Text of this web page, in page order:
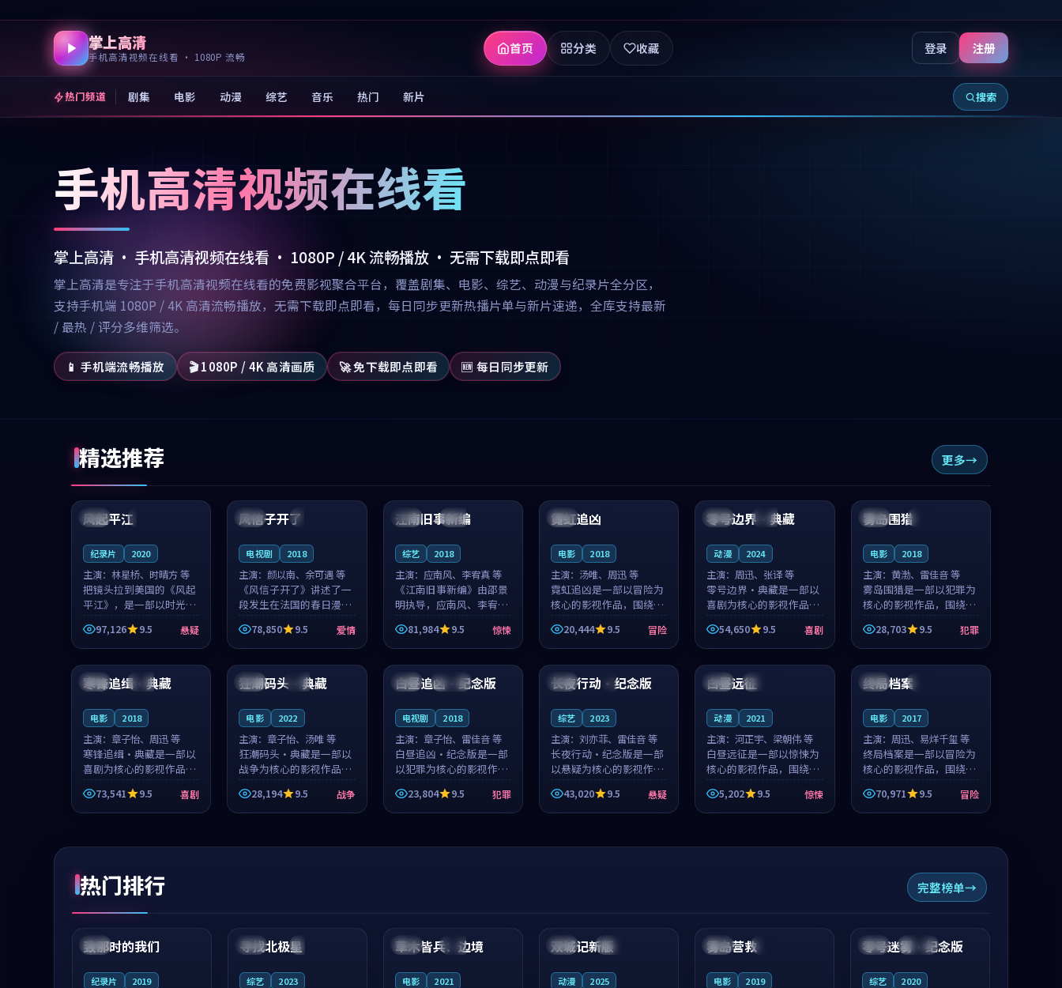
掌上高清
手机高清视频在线看 · 1080P 流畅
首页 分类 收藏 登录 注册
热门频道 剧集 电影 动漫 综艺 音乐 热门 新片 搜索
手机高清视频在线看
掌上高清 · 手机高清视频在线看 · 1080P / 4K 流畅播放 · 无需下载即点即看
掌上高清是专注于手机高清视频在线看的免费影视聚合平台，覆盖剧集、电影、综艺、动漫与纪录片全分区，
支持手机端 1080P / 4K 高清流畅播放，无需下载即点即看，每日同步更新热播片单与新片速递，全库支持最新
/ 最热 / 评分多维筛选。
📱 手机端流畅播放 🎬 1080P / 4K 高清画质 🚀 免下载即点即看 🆕 每日同步更新
精选推荐 更多
美国
99:07
风起平江
纪录片 2020
主演： 林星桥、时晴方 等
把镜头拉到美国的《风起
平江》，是一部以时光记
忆为底色的悬疑作品。林
星桥和时晴方贡献了2020
年颇受关注的合作演出，
影片在情感层次与现实质
感之间游...
97,126 9.5 悬疑
法国 4K
99:21
风信子开了
电视剧 2018
主演：颜以南、余可遇 等
《风信子开了》讲述了一
段发生在法国的春日漫步
故事。颜以南饰演的主角
与余可遇的角色因一场意
外卷入更深的纠葛，爱情
元素贯穿始终，节奏稳健
而富有张力，...
78,850 9.5 爱情
日本 院线
99:53
江南旧事新编
综艺 2018
主演： 应南风、李宥真 等
《江南旧事新编》由邵景
明执导，应南风、李宥真
领衔主演，是一部2018年
上映的日本惊悚综艺。影
片以邻里温情为切入，呈
现一段从初遇到告别都浸
着真实情...
81,984 9.5 惊悚
中国
89:55
霓虹追凶
电影 2018
主演： 汤唯、周迅 等
霓虹追凶是一部以冒险为
核心的影视作品，围绕危
机、反转与人物成长展
开，整体节奏紧凑，值得
推荐观看。
20,444 9.5 冒险
日本 杜比
99:13
零号边界·典藏
动漫 2024
主演：周迅、张译 等
零号边界·典藏是一部以
喜剧为核心的影视作品，
围绕危机、反转与人物成
长展开，整体节奏紧凑，
值得推荐观看。
54,650 9.5 喜剧
美国
99:01
雾岛围猎
电影 2018
主演： 黄渤、雷佳音 等
雾岛围猎是一部以犯罪为
核心的影视作品，围绕危
机、反转与人物成长展
开，整体节奏紧凑，值得
推荐观看。
28,703 9.5 犯罪
英国 独播
94:24
寒锋追缉·典藏
电影 2018
主演： 章子怡、周迅 等
寒锋追缉·典藏是一部以
喜剧为核心的影视作品，
围绕危机、反转与人物成
长展开，整体节奏紧凑，
值得推荐观看。
73,541 9.5 喜剧
美国 杜比
99:48
狂潮码头·典藏
电影 2022
主演：章子怡、汤唯 等
狂潮码头·典藏是一部以
战争为核心的影视作品，
围绕危机、反转与人物成
长展开，整体节奏紧凑，
值得推荐观看。
28,194 9.5 战争
中国 连载中
99:17
白昼追凶·纪念版
电视剧 2018
主演： 章子怡、雷佳音 等
白昼追凶·纪念版是一部
以犯罪为核心的影视作
品，围绕危机、反转与人
物成长展开，整体节奏紧
凑，值得推荐观看。
23,804 9.5 犯罪
泰国 4K
99:47
长夜行动·纪念版
综艺 2023
主演： 刘亦菲、雷佳音 等
长夜行动·纪念版是一部
以悬疑为核心的影视作
品，围绕危机、反转与人
物成长展开，整体节奏紧
凑，值得推荐观看。
43,020 9.5 悬疑
韩国 连载中
99:12
白昼远征
动漫 2021
主演：河正宇、梁朝伟 等
白昼远征是一部以惊悚为
核心的影视作品，围绕危
机、反转与人物成长展
开，整体节奏紧凑，值得
推荐观看。
5,202 9.5 惊悚
中国
88:15
终局档案
电影 2017
主演： 周迅、易烊千玺 等
终局档案是一部以冒险为
核心的影视作品，围绕危
机、反转与人物成长展
开，整体节奏紧凑，值得
推荐观看。
70,971 9.5 冒险
热门排行 完整榜单
中国 4K
99:22
致那时的我们
纪录片 2019
中国 4K
99:18
寻找北极星
综艺 2023
泰国 独播
99:44
草木皆兵：边境
电影 2021
中国 独播
99:40
双城记新版
动漫 2025
美国
99:04
雾岛营救
电影 2019
日本 连载中
99:10
零号迷雾·纪念版
综艺 2020